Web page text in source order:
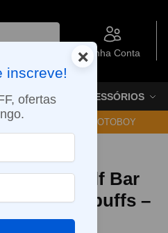
Minha Conta
ORAL ACESSÓRIOS
ATÉ 15:30 VIA MOTOBOY
Elf Bar
– 25.000 puffs –
×
inscreve!
ofertas